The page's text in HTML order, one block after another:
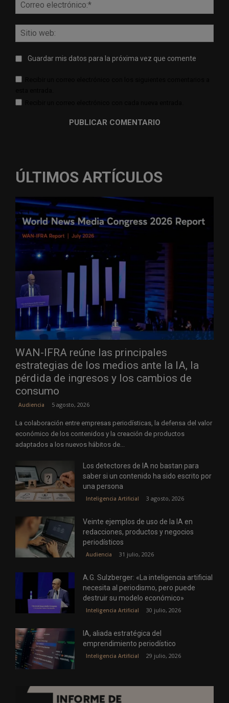
Guardar mis datos para la próxima vez que comente
ÚLTIMOS ARTÍCULOS
WAN-IFRA reúne las principales
estrategias de los medios ante la IA, la
pérdida de ingresos y los cambios de
consumo
Audiencia 5 agosto, 2026
La colaboración entre empresas periodísticas, la defensa del valor
económico de los contenidos y la creación de productos
adaptados a los nuevos hábitos de...
Los detectores de IA no bastan para
saber si un contenido ha sido escrito por
una persona
Inteligencia Artificial 3 agosto, 2026
Veinte ejemplos de uso de la IA en
redacciones, productos y negocios
periodísticos
Audiencia 31 julio, 2026
A.G. Sulzberger: «La inteligencia artificial
necesita al periodismo, pero puede
destruir su modelo económico»
Inteligencia Artificial 30 julio, 2026
IA, aliada estratégica del
emprendimiento periodístico
Inteligencia Artificial 29 julio, 2026